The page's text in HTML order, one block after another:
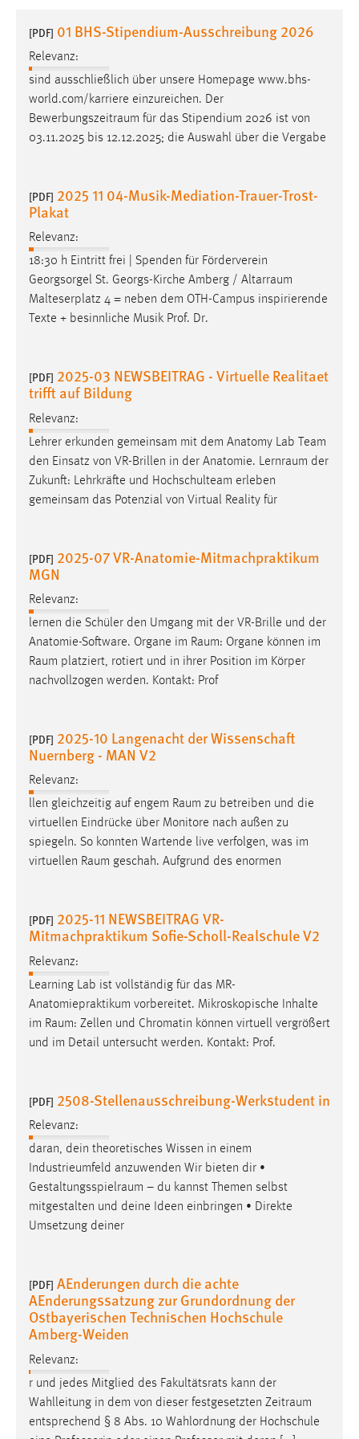
[PDF] 01 BHS-Stipendium-Ausschreibung 2026
Relevanz:
sind ausschließlich über unsere Homepage www.bhs-
world.com/karriere einzureichen. Der
Bewerbungszeitraum für das Stipendium 2026 ist von
03.11.2025 bis 12.12.2025; die Auswahl über die Vergabe
[PDF] 2025 11 04-Musik-Mediation-Trauer-Trost-
Plakat
Relevanz:
18:30 h Eintritt frei | Spenden für Förderverein
Georgsorgel St. Georgs-Kirche Amberg / Altarraum
Malteserplatz 4 = neben dem OTH-Campus inspirierende
Texte + besinnliche Musik Prof. Dr.
[PDF] 2025-03 NEWSBEITRAG - Virtuelle Realitaet
trifft auf Bildung
Relevanz:
Lehrer erkunden gemeinsam mit dem Anatomy Lab Team
den Einsatz von VR-Brillen in der Anatomie. Lernraum der
Zukunft: Lehrkräfte und Hochschulteam erleben
gemeinsam das Potenzial von Virtual Reality für
[PDF] 2025-07 VR-Anatomie-Mitmachpraktikum
MGN
Relevanz:
lernen die Schüler den Umgang mit der VR-Brille und der
Anatomie-Software. Organe im Raum: Organe können im
Raum platziert, rotiert und in ihrer Position im Körper
nachvollzogen werden. Kontakt: Prof
[PDF] 2025-10 Langenacht der Wissenschaft
Nuernberg - MAN V2
Relevanz:
llen gleichzeitig auf engem Raum zu betreiben und die
virtuellen Eindrücke über Monitore nach außen zu
spiegeln. So konnten Wartende live verfolgen, was im
virtuellen Raum geschah. Aufgrund des enormen
[PDF] 2025-11 NEWSBEITRAG VR-
Mitmachpraktikum Sofie-Scholl-Realschule V2
Relevanz:
Learning Lab ist vollständig für das MR-
Anatomiepraktikum vorbereitet. Mikroskopische Inhalte
im Raum: Zellen und Chromatin können virtuell vergrößert
und im Detail untersucht werden. Kontakt: Prof.
[PDF] 2508-Stellenausschreibung-Werkstudent in
Relevanz:
daran, dein theoretisches Wissen in einem
Industrieumfeld anzuwenden Wir bieten dir •
Gestaltungsspielraum – du kannst Themen selbst
mitgestalten und deine Ideen einbringen • Direkte
Umsetzung deiner
[PDF] AEnderungen durch die achte
AEnderungssatzung zur Grundordnung der
Ostbayerischen Technischen Hochschule
Amberg-Weiden
Relevanz:
r und jedes Mitglied des Fakultätsrats kann der
Wahlleitung in dem von dieser festgesetzten Zeitraum
entsprechend § 8 Abs. 10 Wahlordnung der Hochschule
Performance
Name:
Zweck:
Sprachpräferenz
Name:
site-language-preference
Zweck:
Das Cookie speichert die gewählte Sprache der Website.
Chat
Name:
MibewSessionID, MIBEW_UserID, mibew_locale, mibew-
chat-frame-style-5e9dbeb1811c0446
Zweck:
Cookie Laufzeit:
Jahre, MIBEW_UserID = 1 Jahr
Login
Name:
Zweck:
Dieser Cookie ist notwendig um sich an der Website
einloggen zu können.
Cookie Laufzeit:
24 Stunden
Diese Informationen helfen uns zu verstehen, wie
unsere Besucher unsere Website nutzen.
Matomo
Name:
_pk_ref, _pk_cvar, _pk_id, _pk_ses
Cookie Laufzeit:
Max. 13 Monate
MARKETING
Marketing Cookies werden von Drittanbietern
verwendet, um personalisierte Werbung anzuzeigen.
Google Ads
Name:
_gcl_au
Anbieter:
Google Ireland Limited